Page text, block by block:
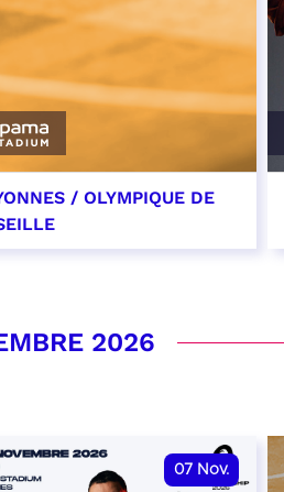
/ OLYMPIQUE DE
2026
07 Nov.